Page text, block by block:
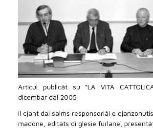
Articul publicât su “LA VITA
dicembar dal 2005
Il cjant dai salms responsoriâi e
madone, editâts di glesie furlane,